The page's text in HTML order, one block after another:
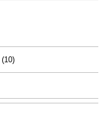
(10)